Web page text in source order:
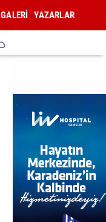
GALERİ YAZARLAR